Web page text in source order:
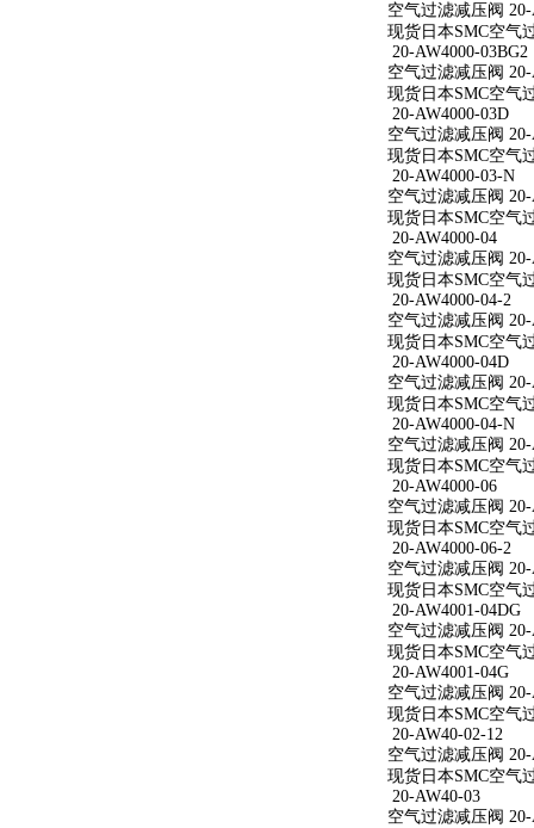
空气过滤减压阀
现货日本SMC空气
20-AW4000-03BG2
空气过滤减压阀 20-
现货日本SMC空气
20-AW4000-03D
空气过滤减压阀 20-
现货日本SMC空气
20-AW4000-03-N
空气过滤减压阀
现货日本SMC空气
20-AW4000-04
空气过滤减压阀 20-
现货日本SMC空气
20-AW4000-04-2
空气过滤减压阀 20-
现货日本SMC空气
20-AW4000-04D
空气过滤减压阀 20-
现货日本SMC空气
20-AW4000-04-N
空气过滤减压阀
现货日本SMC空气
20-AW4000-06
空气过滤减压阀 20-
现货日本SMC空气
20-AW4000-06-2
空气过滤减压阀 20-
现货日本SMC空气
20-AW4001-04DG
空气过滤减压阀 20-
现货日本SMC空气
20-AW4001-04G
空气过滤减压阀 20-
现货日本SMC空气
20-AW40-02-12
空气过滤减压阀 20-
现货日本SMC空气
20-AW40-03
空气过滤减压阀 20-